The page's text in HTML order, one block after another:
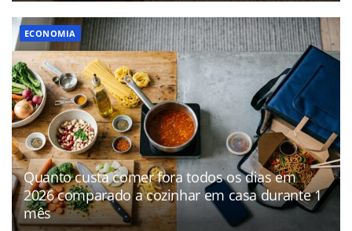
ECONOMIA
Quanto custa comer fora todos os dias em
2026 comparado a cozinhar em casa durante 1
mês